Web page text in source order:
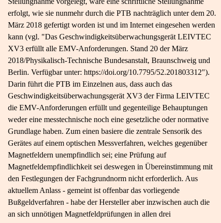
erfolgt, wie sie nunmehr durch die PTB nachträglich unter dem 20.
März 2018 gefertigt worden ist und im Internet eingesehen werden
kann (vgl. "Das Geschwindigkeitsüberwachungsgerät LEIVTEC
XV3 erfüllt alle EMV-​Anforderungen. Stand 20 der März
2018/Physikalisch-​Technische Bundesanstalt, Braunschweig und
Berlin. Verfügbar unter: https://doi.org/10.7795/52.201803312").
Darin führt die PTB im Einzelnen aus, dass auch das
Geschwindigkeitsüberwachungsgerät XV3 der Firma LEIVTEC
die EMV-​Anforderungen erfüllt und gegenteilige Behauptungen
weder eine messtechnische noch eine gesetzliche oder normative
Grundlage haben. Zum einen basiere die zentrale Sensorik des
Gerätes auf einem optischen Messverfahren, welches gegenüber
Magnetfeldern unempfindlich sei; eine Prüfung auf
Magnetfeldempfindlichkeit sei deswegen in Übereinstimmung mit
den Festlegungen der Fachgrundnorm nicht erforderlich. Aus
aktuellem Anlass - gemeint ist offenbar das vorliegende
Bußgeldverfahren - habe der Hersteller aber inzwischen auch die
an sich unnötigen Magnetfeldprüfungen in allen drei